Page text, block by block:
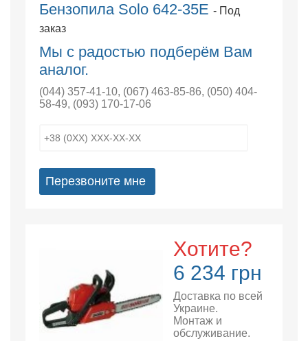
Бензопила Solo 642-35E - Под
заказ
Мы с радостью подберём Вам
аналог.
(044) 357-41-10, (067) 463-85-86, (050) 404-
58-49, (093) 170-17-06
Перезвоните мне
Хотите?
6 234 грн
Доставка по всей
Украине.
Монтаж и
обслуживание.